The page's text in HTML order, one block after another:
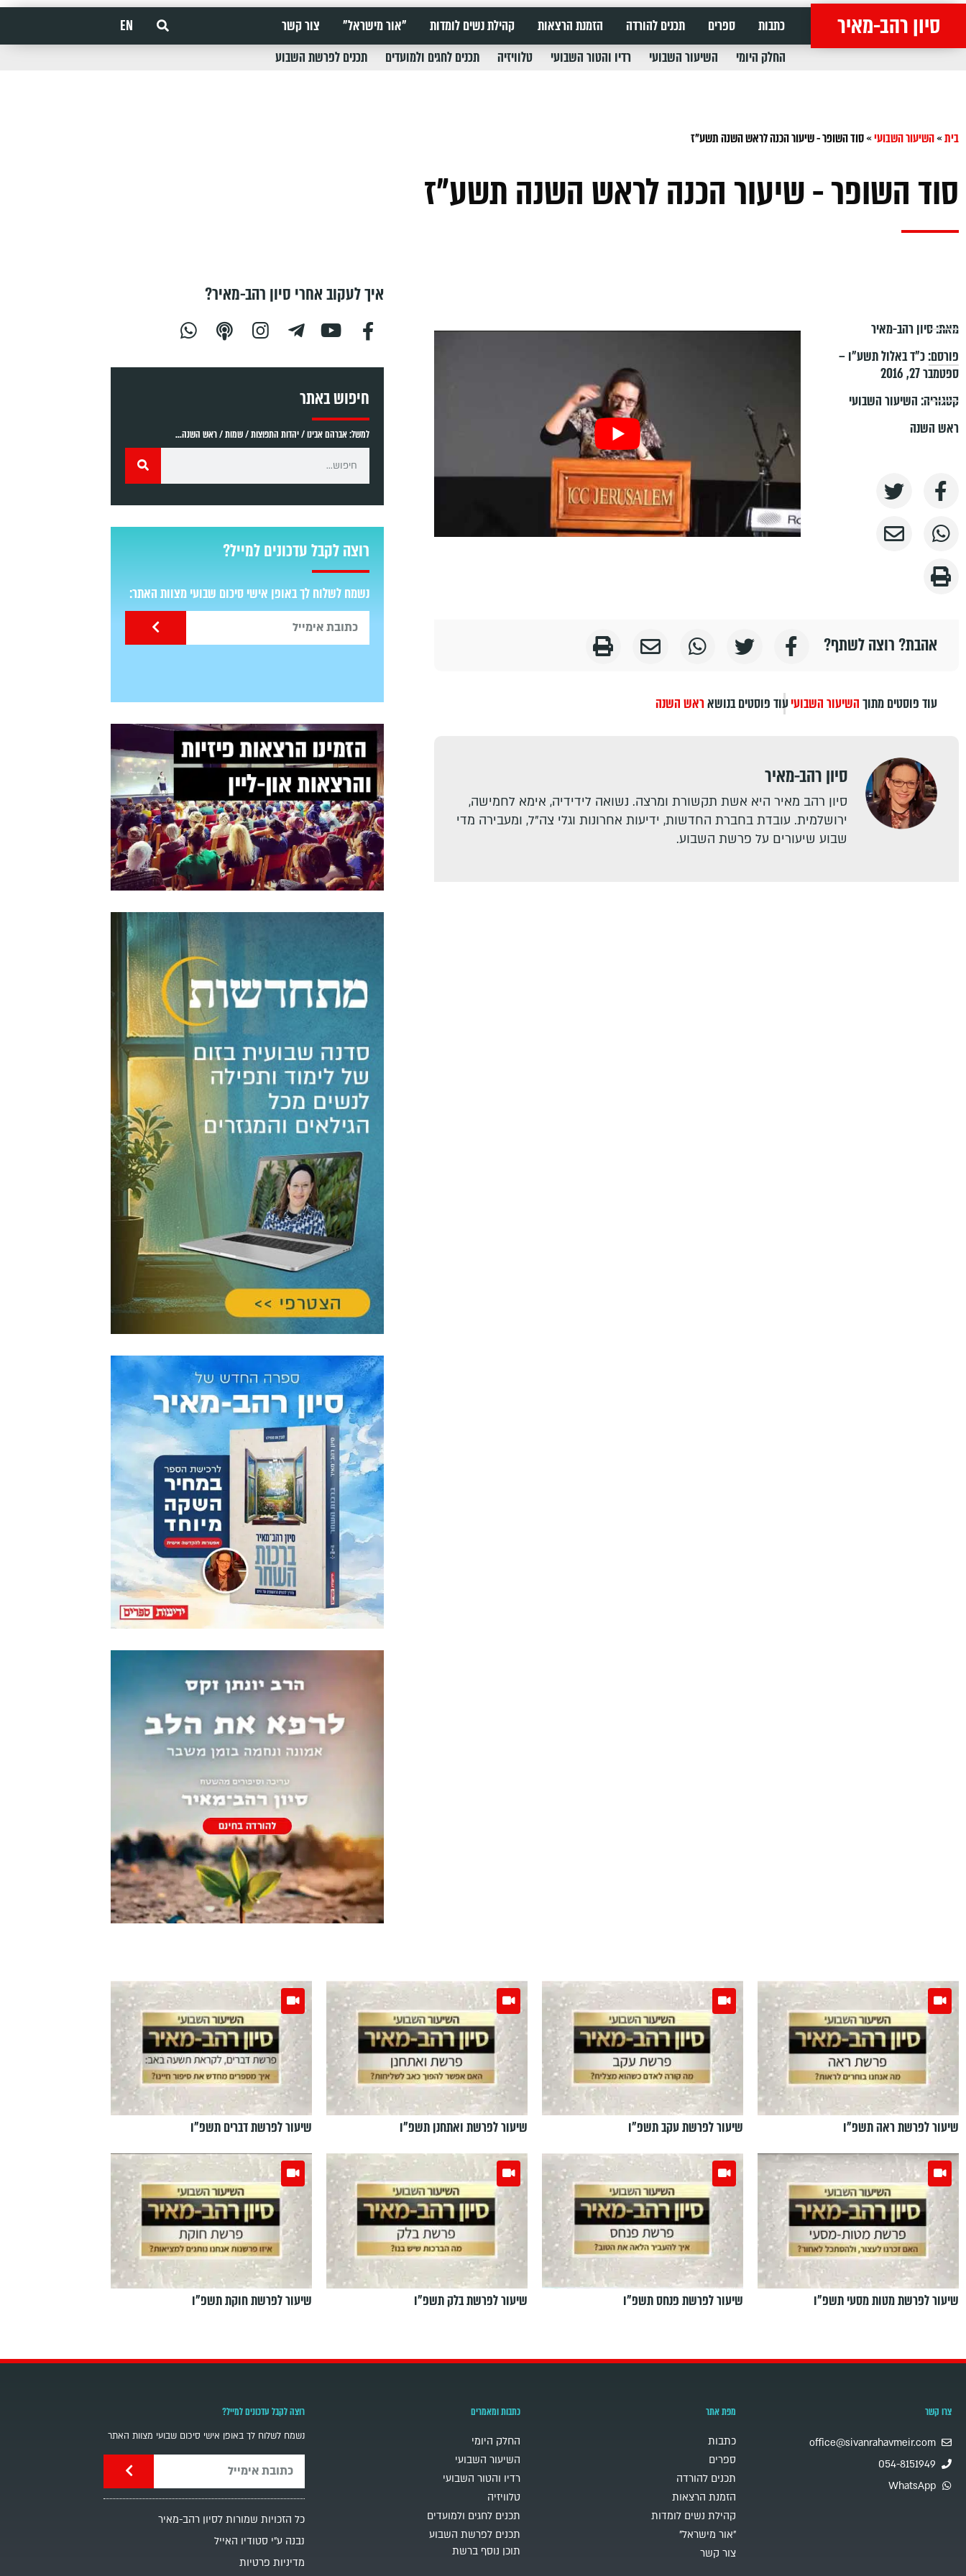
סיון רהב-מאיר כתבות ספרים תכנים להורדה הזמנת הרצאות קהילת נשים לומדות "אור מישראל" צור קשר
EN
החלק היומי
השיעור השבועי רדיו והטור השבועי טלוויזיה תכנים לחגים ולמועדים תכנים לפרשת השבוע
בית»השיעור השבועי»סוד השופר - שיעור הכנה לראש השנה תשע"ז
סוד השופר - שיעור הכנה לראש השנה תשע"ז
מאת:סיון רהב-מאיר
פורסם:כ״ד באלול תשע״ו –
ספטמבר 27, 2016
קטגוריה:השיעור השבועי
ראש השנה
אהבת? רוצה לשתף?
עוד פוסטים מתוךהשיעור השבועיעוד פוסטים בנושאראש השנה
סיון רהב-מאיר
סיון רהב מאיר היא אשת תקשורת ומרצה. נשואה לידידיה, אימא לחמישה,
ירושלמית. עובדת בחברת החדשות, ידיעות אחרונות וגלי צה"ל, ומעבירה מדי
שבוע שיעורים על פרשת השבוע.
איך לעקוב אחרי סיון רהב-מאיר?
חיפוש באתר
למשל: אברהם אבינו / יהדות התפוצות / שמות / ראש השנה...
רוצה לקבל עדכונים למייל?
נשמח לשלוח לך באופן אישי סיכום שבועי מצוות האתר:
שיעור לפרשת ראה תשפ"ו שיעור לפרשת עקב תשפ"ו שיעור לפרשת ואתחנן תשפ"ו שיעור לפרשת דברים תשפ"ו
שיעור לפרשת מטות מסעי תשפ"ו שיעור לפרשת פנחס תשפ"ו שיעור לפרשת בלק תשפ"ו שיעור לפרשת חוקת תשפ"ו
צרו קשר
office@sivanrahavmeir.com
054-8151949
WhatsApp
מפת אתר
כתבות
ספרים
תכנים להורדה
הזמנת הרצאות
קהילת נשים לומדות
"אור מישראל"
צור קשר
כתבות ומאמרים
החלק היומי
השיעור השבועי
רדיו והטור השבועי
טלוויזיה
תכנים לחגים ולמועדים
תכנים לפרשת השבוע
תוכן נוסף ברשת
רוצה לקבל עדכונים למייל?
נשמח לשלוח לך באופן אישי סיכום שבועי מצוות האתר
כל הזכויות שמורות לסיון רהב-מאיר
נבנה ע"י סטודיו האייל
מדיניות פרטיות